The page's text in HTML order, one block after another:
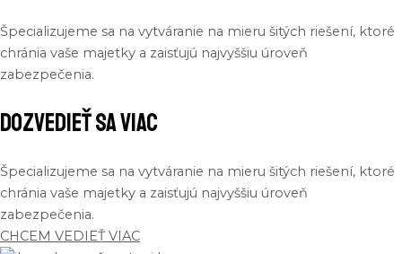
Špecializujeme sa na vytváranie na mieru šitých riešení, ktoré
chránia vaše majetky a zaisťujú najvyššiu úroveň
zabezpečenia.
Dozvedieť sa viac
Špecializujeme sa na vytváranie na mieru šitých riešení, ktoré
chránia vaše majetky a zaisťujú najvyššiu úroveň
zabezpečenia.
CHCEM VEDIEŤ VIAC